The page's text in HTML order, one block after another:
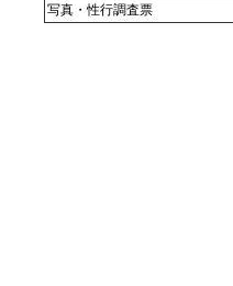
写真・性行調査票